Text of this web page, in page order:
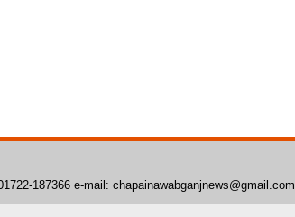
> 01722-187366 e-mail: chapainawabganjnews@gmail.com